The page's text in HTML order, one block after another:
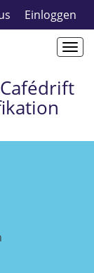
Einloggen